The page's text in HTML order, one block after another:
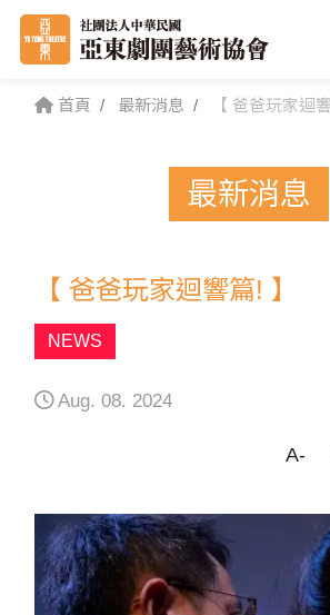
首頁 最新消息 【 爸爸玩家迴響
最新消息
【 爸爸玩家迴響篇! 】
NEWS
Aug. 08. 2024
A-